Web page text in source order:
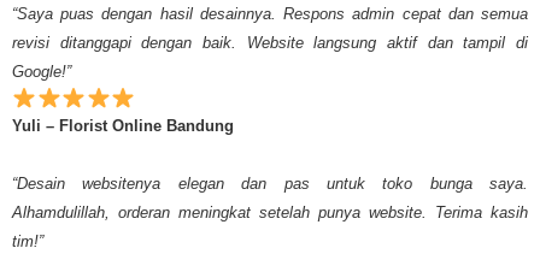
“Saya puas dengan hasil desainnya. Respons admin cepat dan semua
revisi ditanggapi dengan baik. Website langsung aktif dan tampil di
Google!”
Yuli – Florist Online Bandung
“Desain websitenya elegan dan pas untuk toko bunga saya.
Alhamdulillah, orderan meningkat setelah punya website. Terima kasih
tim!”